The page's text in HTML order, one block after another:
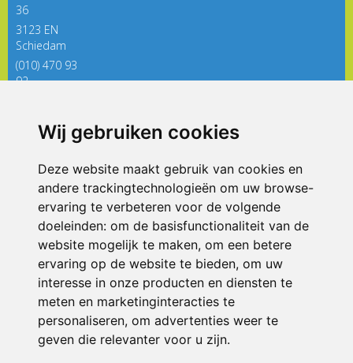
Wij gebruiken cookies
Deze website maakt gebruik van cookies en
andere trackingtechnologieën om uw browse-
ervaring te verbeteren voor de volgende
doeleinden: om de basisfunctionaliteit van de
website mogelijk te maken, om een betere
ervaring op de website te bieden, om uw
interesse in onze producten en diensten te
meten en marketinginteracties te
personaliseren, om advertenties weer te
geven die relevanter voor u zijn.
36
3123 EN
Schiedam
(010) 470 93
92
ONDERDEEL VAN
© 2026 De Regenboog | Alle rechten voorbehouden
Privacy policy|Disclaimer| Klachtenregeling|RSIN en Anbi
voorkeuren